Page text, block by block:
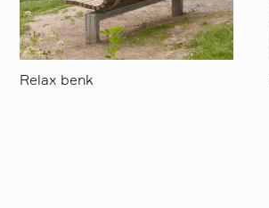
Relax benk